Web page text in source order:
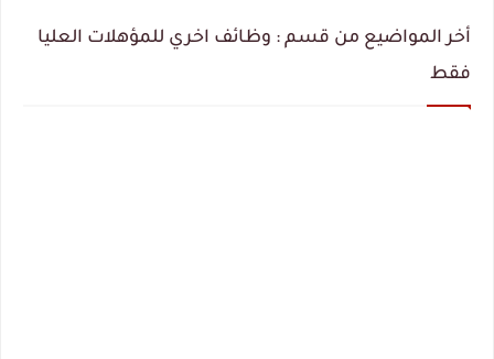
أخر المواضيع من قسم : وظائف اخري للمؤهلات العليا
فقط